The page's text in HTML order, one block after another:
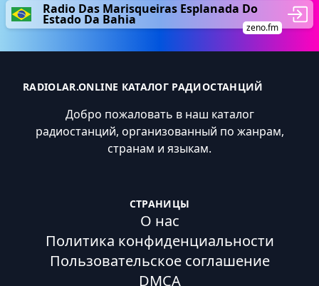
Radio Das Marisqueiras Esplanada Do
Estado Da Bahia
zeno.fm
RADIOLAR.ONLINE КАТАЛОГ РАДИОСТАНЦИЙ
Добро пожаловать в наш каталог
радиостанций, организованный по жанрам,
странам и языкам.
СТРАНИЦЫ
О нас
Политика конфиденциальности
Пользовательское соглашение
DMCA